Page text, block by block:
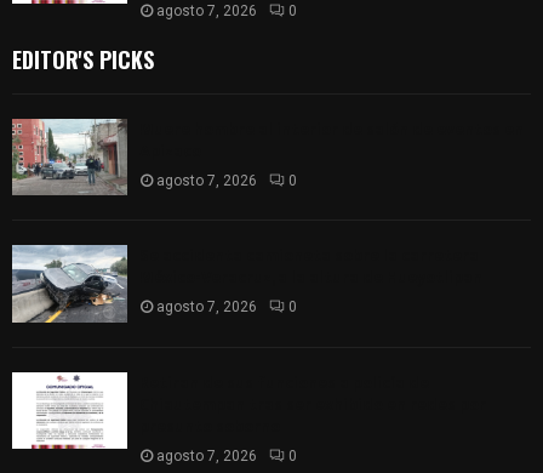
agosto 7, 2026 0
EDITOR'S PICKS
agosto 7, 2026 0
agosto 7, 2026 0
agosto 7, 2026 0